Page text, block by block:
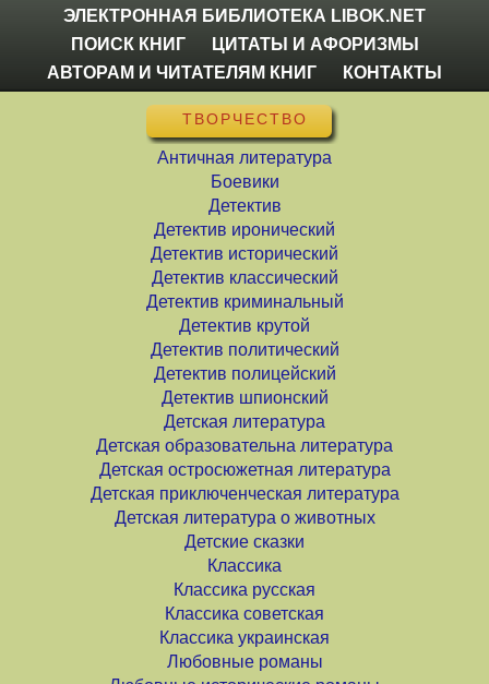
ЭЛЕКТРОННАЯ БИБЛИОТЕКА LIBOK.NET
ПОИСК КНИГ
ЦИТАТЫ И АФОРИЗМЫ
АВТОРАМ И ЧИТАТЕЛЯМ КНИГ
КОНТАКТЫ
ТВОРЧЕСТВО
Античная литература
Боевики
Детектив
Детектив иронический
Детектив исторический
Детектив классический
Детектив криминальный
Детектив крутой
Детектив политический
Детектив полицейский
Детектив шпионский
Детская литература
Детская образовательна литература
Детская остросюжетная литература
Детская приключенческая литература
Детская литература о животных
Детские сказки
Классика
Классика русская
Классика советская
Классика украинская
Любовные романы